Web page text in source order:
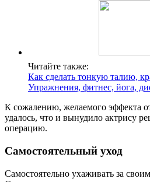
Читайте также:
Как сделать тонкую талию,
Упражнения, фитнес, йога,
К сожалению, желаемого эффекта
удалось, что и вынудило актрису
операцию.
Самостоятельный уход
Самостоятельно ухаживать за